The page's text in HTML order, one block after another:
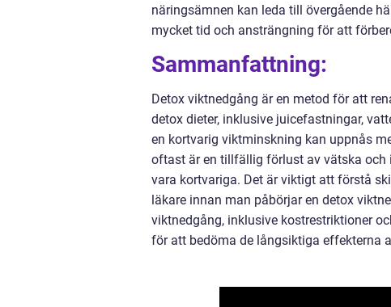
näringsämnen kan leda till övergående
mycket tid och ansträngning för att
Sammanfattning:
Detox viktnedgång är en metod för att
detox dieter, inklusive juicefastningar,
en kortvarig viktminskning kan uppnås
oftast är en tillfällig förlust av vätska och
vara kortvariga. Det är viktigt att förstå
läkare innan man påbörjar en detox
viktnedgång, inklusive kostrestriktioner
för att bedöma de långsiktiga effekterna